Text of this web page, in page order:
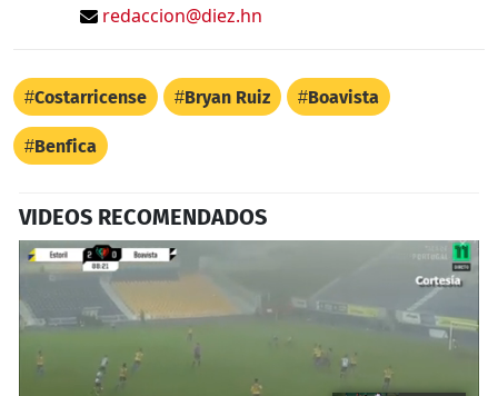
redaccion@diez.hn
Costarricense Bryan Ruiz Boavista
Benfica
VIDEOS RECOMENDADOS